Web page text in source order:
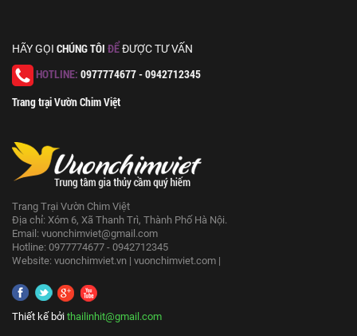
HÃY GỌI CHÚNG TÔI ĐỂĐƯỢC TƯ VẤN
HOTLINE: 0977774677 - 0942712345
Trang trại Vườn Chim Việt
Trang Trại Vườn Chim Việt
Địa chỉ: Xóm 6, Xã Thanh Trì, Thành Phố Hà Nội.
Email: vuonchimviet@gmail.com
Hotline: 0977774677 - 0942712345
Website: vuonchimviet.vn | vuonchimviet.com |
Thiết kế bởi thailinhit@gmail.com